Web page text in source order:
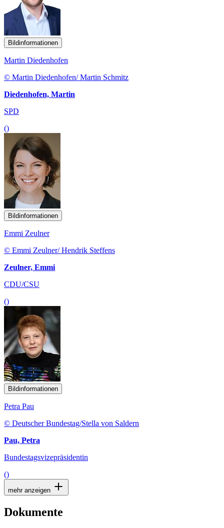
Bildinformationen
Martin Diedenhofen
© Martin Diedenhofen/ Martin Schmitz
Diedenhofen, Martin
SPD
()
Bildinformationen
Emmi Zeulner
© Emmi Zeulner/ Hendrik Steffens
Zeulner, Emmi
CDU/CSU
()
Bildinformationen
Petra Pau
© Deutscher Bundestag/Stella von Saldern
Pau, Petra
Bundestagsvizepräsidentin
()
mehr anzeigen
Dokumente